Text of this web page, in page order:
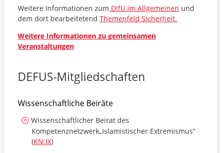
Weitere Informationen zum DIfU im Allgemeinen und
dem dort bearbeitetend Themenfeld Sicherheit.
Weitere Informationen zu gemeinsamen
Veranstaltungen
DEFUS-Mitgliedschaften
Wissenschaftliche Beiräte
Wissenschaftlicher Beirat des
Kompetenznetzwerk„Islamistischer Extremismus“
(KN:IX)